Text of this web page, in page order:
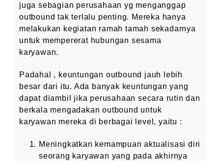
juga sebagian perusahaan yg menganggap
outbound tak terlalu penting. Mereka hanya
melakukan kegiatan ramah tamah sekadarnya
untuk mempererat hubungan sesama
karyawan.
Padahal , keuntungan outbound jauh lebih
besar dari itu. Ada banyak keuntungan yang
dapat diambil jika perusahaan secara rutin dan
berkala mengadakan outbound untuk
karyawan mereka di berbagai level, yaitu :
Meningkatkan kemampuan aktualisasi diri
seorang karyawan yang pada akhirnya